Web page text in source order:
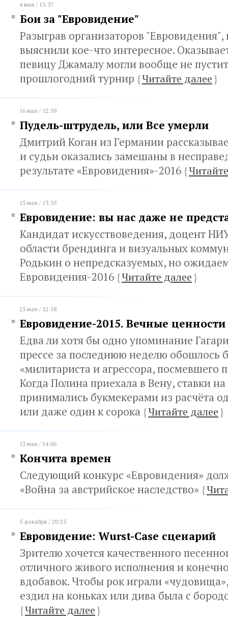
4 мая / 13:37
Бои за "Евровидение"
Разыграв организаторов
выяснили кое-что интересное.
певицу Джамалу могли вообще не
прошлогодний турнир {Читайте далее}
16 мая / 12:59
Пудель-штрудель, или Все умерли
Дмитрий Коган из Германии
и судьи оказались замешаны в
результате «Евровидения»-2016 {
15 мая / 13:35
Евровидение: вы нас даже не
Кандидат искусствоведения, доцент
области брендинга и визуальных
Родькин о непредсказуемых, но
Евровидения-2016 {Читайте далее}
25 мая / 12:18
Евровидение-2015. Вечные ценности
Едва ли хотя бы одно упоминание
прессе за последнюю неделю обошлось
«милитариста и агрессора, посмевшего
Когда Полина приехала в Вену, ставки
принимались букмекерами из расчёта
или даже один к сорока {Читайте далее}
13 мая / 14:06
Кончита времен
Следующий конкурс «Евровидения»
«Война за австрийское наследство» {
5 декабря / 20:25
Евровидение: Wurst-Case сценарий
Зрителю хочется качественного
отличного живого исполнения и
вдобавок. Чтобы рок играли
ездил на коньках или дива была с
{Читайте далее}